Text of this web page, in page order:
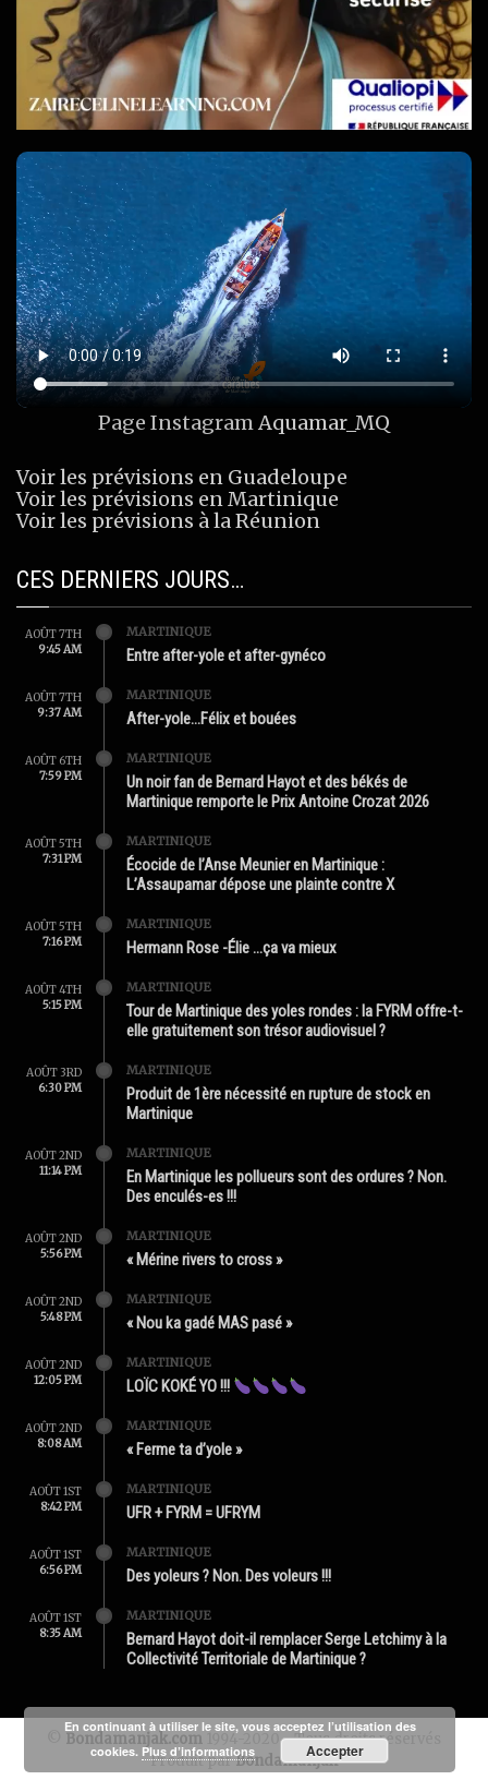
Page InstagramAquamar_MQ
Voir les prévisions en Guadeloupe
Voir les prévisions en Martinique
Voir les prévisions à la Réunion
CES DERNIERS JOURS…
AOÛT 7TH
9:45 AM
MARTINIQUE
Entre after-yole et after-gynéco
AOÛT 7TH
9:37 AM
MARTINIQUE
After-yole…Félix et bouées
AOÛT 6TH
7:59 PM
MARTINIQUE
Un noir fan de Bernard Hayot et des békés de
Martinique remporte le Prix Antoine Crozat 2026
AOÛT 5TH
7:31 PM
MARTINIQUE
Écocide de l’Anse Meunier en Martinique :
L’Assaupamar dépose une plainte contre X
AOÛT 5TH
7:16 PM
MARTINIQUE
Hermann Rose -Élie …ça va mieux
AOÛT 4TH
5:15 PM
MARTINIQUE
Tour de Martinique des yoles rondes : la FYRM offre-t-
elle gratuitement son trésor audiovisuel ?
AOÛT 3RD
6:30 PM
MARTINIQUE
Produit de 1ère nécessité en rupture de stock en
Martinique
AOÛT 2ND
11:14 PM
MARTINIQUE
En Martinique les pollueurs sont des ordures ? Non.
Des enculés-es !!!
AOÛT 2ND
5:56 PM
MARTINIQUE
« Mérine rivers to cross »
AOÛT 2ND
5:48 PM
MARTINIQUE
« Nou ka gadé MAS pasé »
AOÛT 2ND
12:05 PM
MARTINIQUE
LOÏC KOKÉ YO !!!
AOÛT 2ND
8:08 AM
MARTINIQUE
« Ferme ta d’yole »
AOÛT 1ST
8:42 PM
MARTINIQUE
UFR + FYRM = UFRYM
AOÛT 1ST
6:56 PM
MARTINIQUE
Des yoleurs ? Non. Des voleurs !!!
AOÛT 1ST
8:35 AM
MARTINIQUE
Bernard Hayot doit-il remplacer Serge Letchimy à la
Collectivité Territoriale de Martinique ?
Bondamanjak.com 1994-2020 - Tous droits réservés
Produit parBondamanjak
En continuant à utiliser le site, vous acceptez l’utilisation des
cookies. Plus d’informations Accepter